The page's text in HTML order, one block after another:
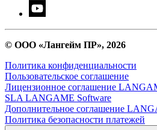
© ООО «Лангейм ПР», 2026
Политика конфиденциальности
Пользовательское соглашение
Лицензионное соглашение
SLA LANGAME Software
Дополнительное соглашение
Политика безопасности платежей